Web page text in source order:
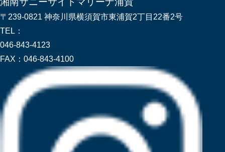
〒239-0821 神奈川県横須賀市東浦賀2丁目22番2号
TEL：
046-843-4123
FAX： 046-843-4100